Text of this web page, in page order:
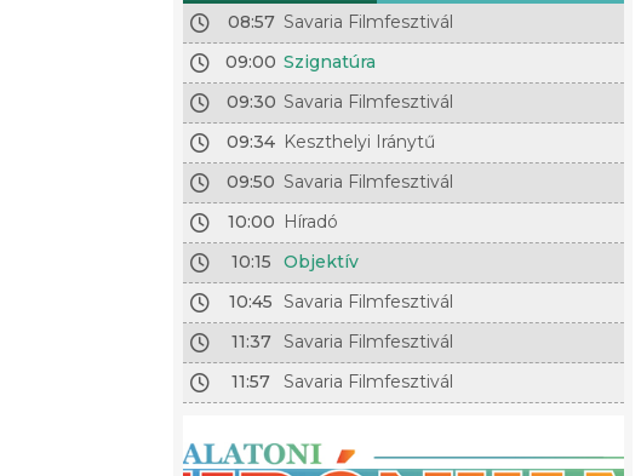
08:57 Savaria Filmfesztivál
09:00 Szignatúra
09:30 Savaria Filmfesztivál
09:34 Keszthelyi Iránytű
09:50 Savaria Filmfesztivál
10:00 Híradó
10:15
Objektív
10:45 Savaria Filmfesztivál
11:37
Savaria Filmfesztivál
11:57
Savaria Filmfesztivál